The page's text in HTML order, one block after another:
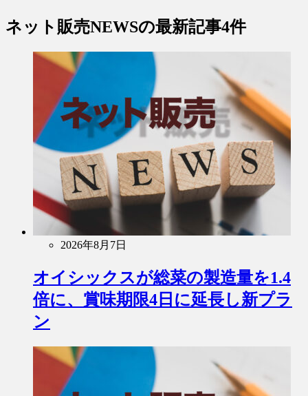
ネット販売NEWSの最新記事4件
2026年8月7日
オイシックスが総菜の製造量を1.4
倍に、賞味期限4日に延長し新プラ
ン